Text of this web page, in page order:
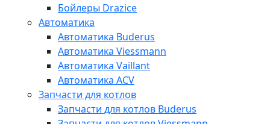
Бойлеры Drazice
Автоматика
Автоматика Buderus
Автоматика Viessmann
Автоматика Vaillant
Автоматика ACV
Запчасти для котлов
Запчасти для котлов Buderus